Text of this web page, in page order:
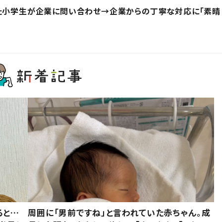
学生が企業に問い合わせ→企業からの丁寧な対応に「素晴
と…
周囲に「男前ですね」と言われていた赤ちゃん。成